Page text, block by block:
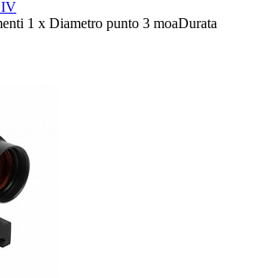
IV
1 x Diametro punto 3 moaDurata